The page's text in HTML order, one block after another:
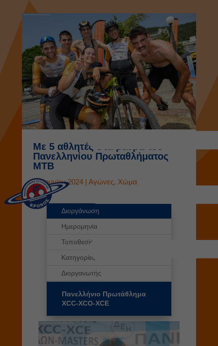
Με 5 αθλητές στα βάθρα του
Πανελληνίου Πρωταθλήματος
MTB
26 Ιουνίου 2024| Αγώνες, Χώμα
Διοργάνωση
Ημερομηνία
Τοποθεσία
Κατηγορίες
Διοργανωτής
Πανελλήνιο Πρωτάθλημα
XCC-XCO-XCE